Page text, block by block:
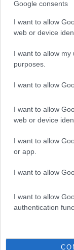
Google consents
I want to allow
web or device
I want to allow
purposes.
I want to allow
I want to allow
web or device
I want to allow
or app.
I want to allow
I want to allow
authentication